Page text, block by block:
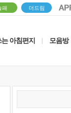
패 더드림
아침편지 모음방